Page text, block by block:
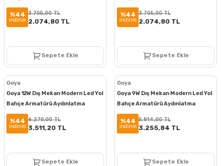
Bollard Aydınlatma GY 6262
%44
indirim
3.705,00 TL
2.074,80 TL
Sepete Ekle
Bollard Aydınlatma GY 6261
%44
indirim
3.705,00 TL
2.074,80 TL
Sepete Ekle
Goya
Goya 12W Dış Mekan Modern Led Yol
Bahçe Armatürü Aydınlatma
Bollard Aydınlatma GY 6270
%44
indirim
6.270,00 TL
3.511,20 TL
Sepete Ekle
Goya
Goya 9W Dış Mekan Modern Led Yol
Bahçe Armatürü Aydınlatma
Bollard Aydınlatma GY 6265
%44
indirim
5.814,00 TL
3.255,84 TL
Sepete Ekle